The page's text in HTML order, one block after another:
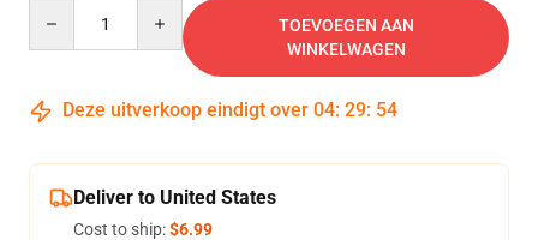
TOEVOEGEN AAN
WINKELWAGEN
Deze uitverkoop eindigt over 04: 29: 54
Deliver to United States
Cost to ship:$6.99